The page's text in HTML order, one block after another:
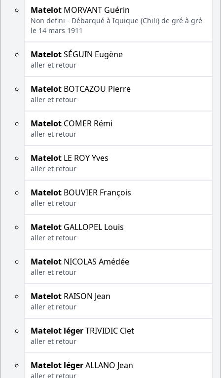
Matelot MORVANT Guérin
Non defini - Débarqué à Iquique (Chili) de gré à gré
le 14 mars 1911
MatelotSÉGUIN Eugène
aller et retour
Matelot BOTCAZOU Pierre
aller et retour
Matelot COMER Rémi
aller et retour
Matelot LE ROY Yves
aller et retour
Matelot BOUVIER François
aller et retour
Matelot GALLOPEL Louis
aller et retour
Matelot NICOLAS Amédée
aller et retour
Matelot RAISON Jean
aller et retour
Matelot légerTRIVIDIC Clet
aller et retour
Matelot légerALLANO Jean
aller et retour